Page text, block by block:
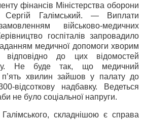
фінансів Міністерства оборони
Сергій Галімський. — Виплати
військово-медичних
госпіталів запровадило
медичної допомоги хворим
відповідно до цих відомостей
Не буде так, що медичний
п’ять хвилин зайшов у палату до
відсоткову надбавку. Ведеться
не було соціальної напруги.
складнішою є справа